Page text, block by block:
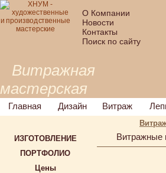
О Компании
Новости
Контакты
Поиск по сайту
Витражная
мастерская
Главная Дизайн Витраж
ИЗГОТОВЛЕНИЕ
ПОРТФОЛИО
Цены
Витражные